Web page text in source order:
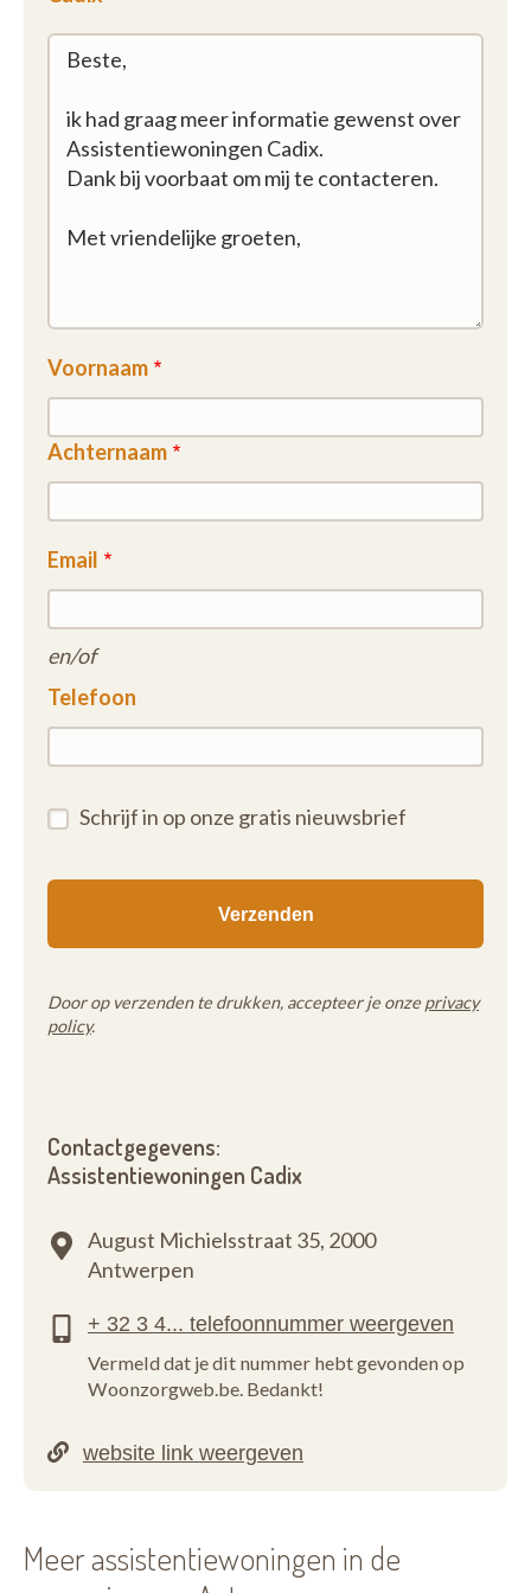
verplicht serviceflataanbieders om dit apart in
rekening te brengen.
Voornaam
Achternaam
Email
en/of
Telefoon
Schrijf in op onze gratis nieuwsbrief
Door op verzenden te drukken, accepteer je onze privacy
policy.
Contactgegevens:
Assistentiewoningen Cadix
August Michielsstraat 35, 2000
Antwerpen
Vermeld dat je dit nummer hebt gevonden op
Woonzorgweb.be. Bedankt!
Meer assistentiewoningen in de